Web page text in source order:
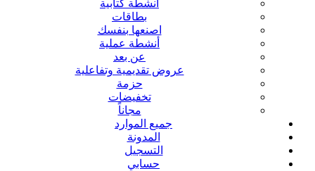
أنشطة كتابية
بطاقات
اصنعها بنفسك
أنشطة عملية
عن بعد
عروض تقديمية وتفاعلية
حزمة
تخفيضات
مجاناً
جميع الموارد
المدونة
التسجيل
حسابي